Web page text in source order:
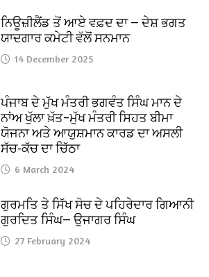
ਨਿਊਜ਼ੀਲੈਂਡ ਤੋਂ ਆਏ ਵਫ਼ਦ ਦਾ — ਦੇਸ਼ ਭਗਤ
ਯਾਦਗਾਰ ਕਮੇਟੀ ਵੱਲੋਂ ਸਨਮਾਨ
14 December 2025
ਪੰਜਾਬ ਦੇ ਮੁੱਖ ਮੰਤਰੀ ਭਗਵੰਤ ਸਿੰਘ ਮਾਨ ਦੇ
ਨਾਂਅ ਖੁੱਲਾ ਖ਼ੱਤ–ਮੁੱਖ ਮੰਤਰੀ ਸਿਹਤ ਬੀਮਾ
ਯੋਜਨਾ ਅਤੇ ਆਯੁਸ਼ਮਾਨ ਕਾਰਡ ਦਾ ਅਸਲੀ
ਸੱਚ-ਕੱਚ ਦਾ ਚਿੱਠਾ
6 March 2024
ਗੁਰਮਤਿ ਤੇ ਸਿੱਖ ਸੋਚ ਦੇ ਪਹਿਰੇਦਾਰ ਗਿਆਨੀ
ਗੁਰਦਿਤ ਸਿੰਘ— ਉਜਾਗਰ ਸਿੰਘ
27 February 2024